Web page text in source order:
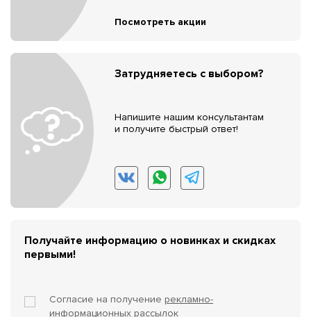
Посмотреть акции
Затрудняетесь с выбором?
Напишите нашим консультантам
и получите быстрый ответ!
Получайте информацию о новинках и скидках
первыми!
Согласие на получение рекламно-
информационных рассылок